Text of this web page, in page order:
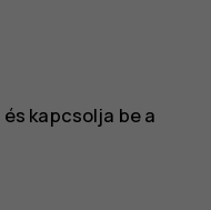
kapcsolja be a